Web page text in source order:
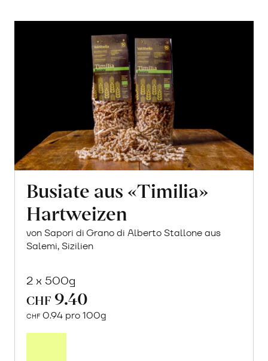
Busiate aus «Timilia»
Hartweizen
von Sapori di Grano di Alberto Stallone aus
Salemi, Sizilien
2 x 500g
CHF 9.40
CHF 0.94 pro 100g